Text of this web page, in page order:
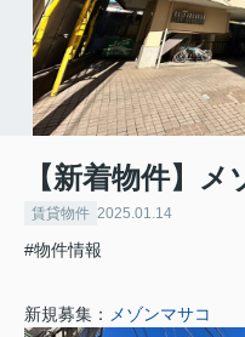
【新着物件】
賃貸物件 2025.01.14
#物件情報
新規募集： メゾンマサコ